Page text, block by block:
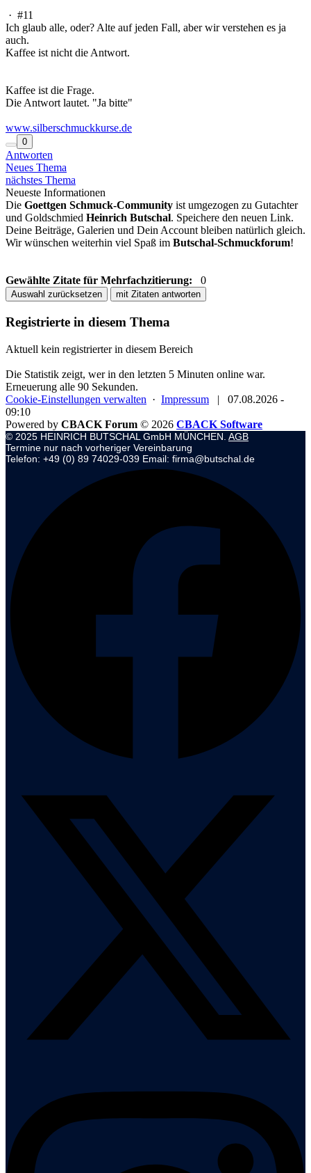
· #11
Ich glaub alle, oder? Alte auf jeden Fall, aber wir verstehen es ja
auch.
Kaffee ist nicht die Antwort.
Kaffee ist die Frage.
Die Antwort lautet. "Ja bitte"
www.silberschmuckkurse.de
0
Antworten
Neues Thema
nächstes Thema
Neueste Informationen
Die Goettgen Schmuck-Community ist umgezogen zu Gutachter
und Goldschmied Heinrich Butschal. Speichere den neuen Link.
Deine Beiträge, Galerien und Dein Account bleiben natürlich gleich.
Wir wünschen weiterhin viel Spaß im Butschal-Schmuckforum!
Gewählte Zitate für Mehrfachzitierung: 0
Auswahl zurücksetzen mit Zitaten antworten
Registrierte in diesem Thema
Aktuell kein registrierter in diesem Bereich
Die Statistik zeigt, wer in den letzten 5 Minuten online war.
Erneuerung alle 90 Sekunden.
Cookie-Einstellungen verwalten · Impressum |
07.08.2026 -
09:10
Powered by CBACK Forum © 2026 CBACK Software
© 2025 HEINRICH BUTSCHAL GmbH MÜNCHEN. AGB
Termine nur nach vorheriger Vereinbarung
Telefon: +49 (0) 89 74029-039 Email: firma@butschal.de